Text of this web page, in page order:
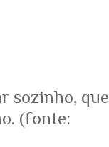
sozinho, que
(fonte: